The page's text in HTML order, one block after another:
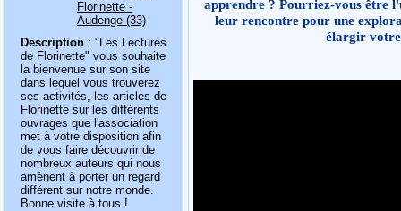
Description : "Les Lectures
de Florinette" vous souhaite
la bienvenue sur son site
dans lequel vous trouverez
ses activités, les articles de
Florinette sur les différents
ouvrages que l'association
met à votre disposition afin
de vous faire découvrir de
nombreux auteurs qui nous
amènent à porter un regard
différent sur notre monde.
Bonne visite à tous !
apprendre ? Pourriez-vous être
leur rencontre pour une
élargir